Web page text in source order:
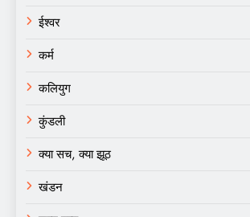
ईश्वर
कर्म
कलियुग
कुंडली
क्या सच, क्या झूठ
खंडन